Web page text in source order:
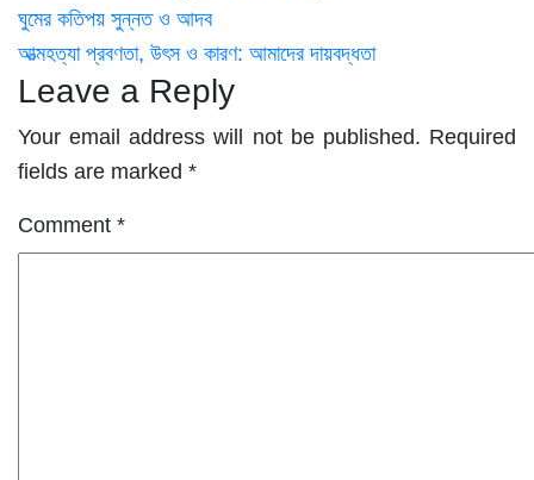
Post
navigation
ঘুমের কতিপয় সুন্নত ও আদব
আত্মহত্যা প্রবণতা, উৎস ও কারণ: আমাদের দায়বদ্ধতা
Leave a Reply
Your email address will not be published. Required
fields are marked *
Comment *